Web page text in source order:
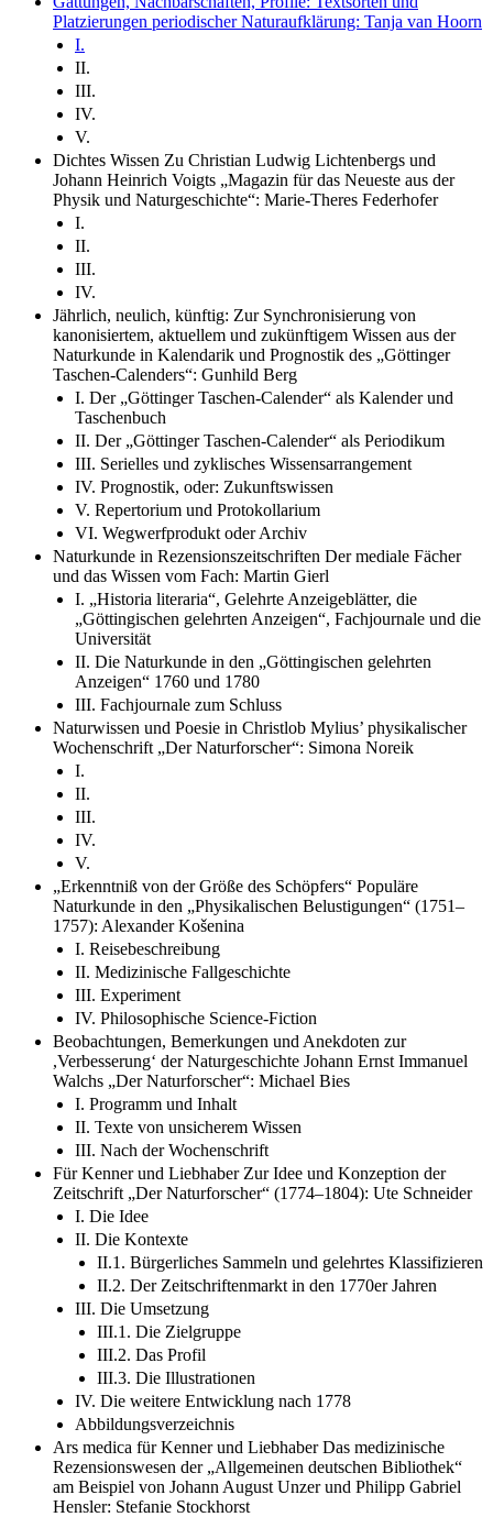
Platzierungen periodischer Naturaufklärung: Tanja van Hoorn
I.
II.
III.
IV.
V.
Dichtes Wissen Zu Christian Ludwig Lichtenbergs und
Johann Heinrich Voigts „Magazin für das Neueste aus der
Physik und Naturgeschichte“: Marie-Theres Federhofer
I.
II.
III.
IV.
Jährlich, neulich, künftig: Zur Synchronisierung von
kanonisiertem, aktuellem und zukünftigem Wissen aus der
Naturkunde in Kalendarik und Prognostik des „Göttinger
Taschen-Calenders“: Gunhild Berg
I. Der „Göttinger Taschen-Calender“ als Kalender und
Taschenbuch
II. Der „Göttinger Taschen-Calender“ als Periodikum
III. Serielles und zyklisches Wissensarrangement
IV. Prognostik, oder: Zukunftswissen
V. Repertorium und Protokollarium
VI. Wegwerfprodukt oder Archiv
Naturkunde in Rezensionszeitschriften Der mediale Fächer
und das Wissen vom Fach: Martin Gierl
I. „Historia literaria“, Gelehrte Anzeigeblätter, die
„Göttingischen gelehrten Anzeigen“, Fachjournale und die
Universität
II. Die Naturkunde in den „Göttingischen gelehrten
Anzeigen“ 1760 und 1780
III. Fachjournale zum Schluss
Naturwissen und Poesie in Christlob Mylius’ physikalischer
Wochenschrift „Der Naturforscher“: Simona Noreik
I.
II.
III.
IV.
V.
„Erkenntniß von der Größe des Schöpfers“ Populäre
Naturkunde in den „Physikalischen Belustigungen“ (1751–
1757): Alexander Košenina
I. Reisebeschreibung
II. Medizinische Fallgeschichte
III. Experiment
IV. Philosophische Science-Fiction
Beobachtungen, Bemerkungen und Anekdoten zur
,Verbesserung‘ der Naturgeschichte Johann Ernst Immanuel
Walchs „Der Naturforscher“: Michael Bies
I. Programm und Inhalt
II. Texte von unsicherem Wissen
III. Nach der Wochenschrift
Für Kenner und Liebhaber Zur Idee und Konzeption der
Zeitschrift „Der Naturforscher“ (1774–1804): Ute Schneider
I. Die Idee
II. Die Kontexte
II.1. Bürgerliches Sammeln und gelehrtes Klassifizieren
II.2. Der Zeitschriftenmarkt in den 1770er Jahren
III. Die Umsetzung
III.1. Die Zielgruppe
III.2. Das Profil
III.3. Die Illustrationen
IV. Die weitere Entwicklung nach 1778
Abbildungsverzeichnis
Ars medica für Kenner und Liebhaber Das medizinische
Rezensionswesen der „Allgemeinen deutschen Bibliothek“
am Beispiel von Johann August Unzer und Philipp Gabriel
Hensler: Stefanie Stockhorst